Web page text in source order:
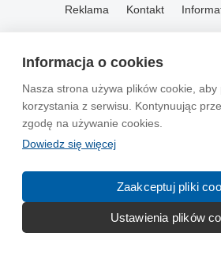
Informacja o cookies
Nasza strona używa plików cookie,
korzystania z serwisu. Kontynuując
zgodę na używanie cookies.
Dowiedz się więcej
Zaakceptuj pliki
Ustawienia plików
Reklama Kontakt